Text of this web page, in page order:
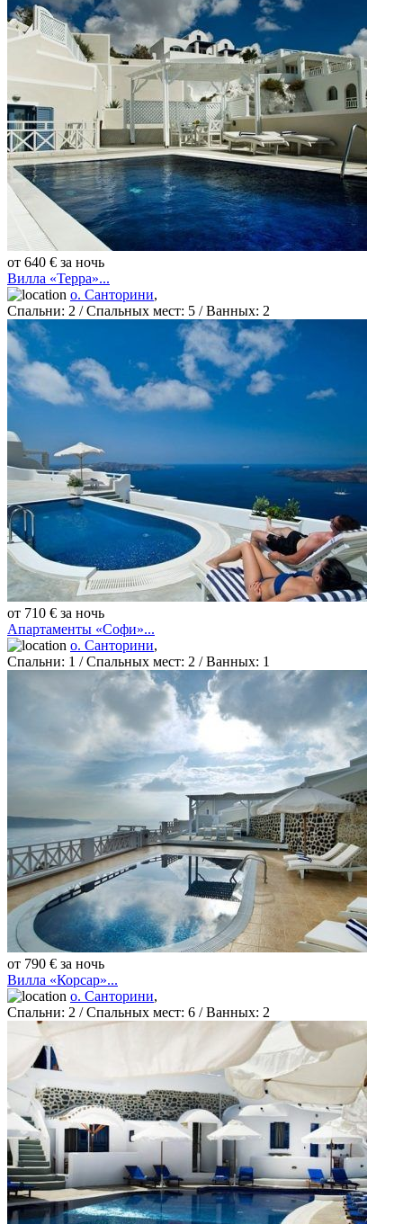
от 640 € за ночь
Вилла «Терра»...
о. Санторини,
Спальни: 2 / Спальных мест: 5 /Ванных: 2
от 710 € за ночь
Апартаменты «Софи»...
о. Санторини,
Спальни: 1 / Спальных мест: 2 /Ванных: 1
от 790 € за ночь
Вилла «Корсар»...
о. Санторини,
Спальни: 2 / Спальных мест: 6 /Ванных: 2